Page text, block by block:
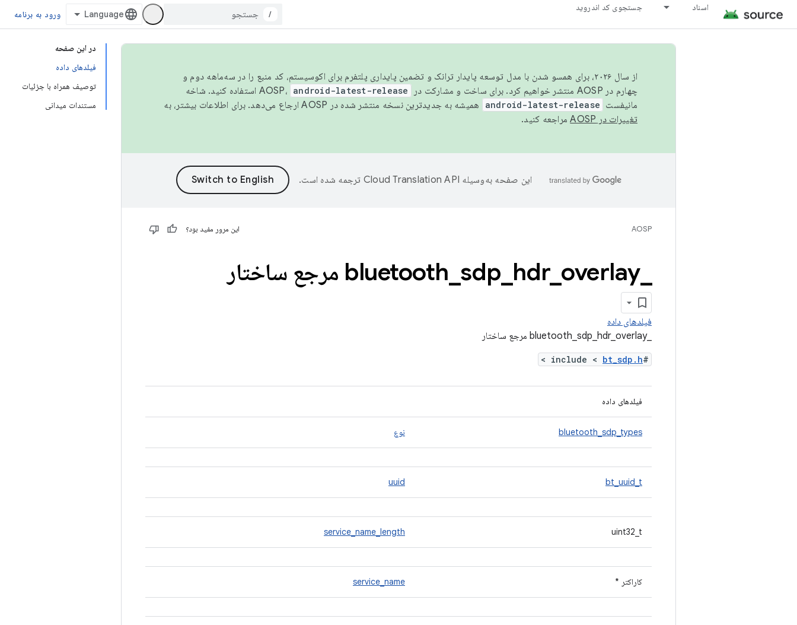
اسناد جستجوی کد اندروید
/ ورود به برنامه
در این صفحه
فیلدهای داده
توصیف همراه با جزئیات
مستندات میدانی
از سال ۲۰۲۶، برای همسو شدن با مدل توسعه پایدار ترانک و تضمین پایداری پلتفرم برای اکوسیستم، کد منبع را در سه‌ماهه دوم و
چهارم در AOSP منتشر خواهیم کرد. برای ساخت و مشارکت در AOSP،
android-latest-release
استفاده کنید. شاخه
مانیفست android-latest-release
همیشه به جدیدترین نسخه منتشر شده در AOSP ارجاع می‌دهد. برای اطلاعات بیشتر، به
تغییرات در AOSP
مراجعه کنید.
این صفحه به‌وسیله ترجمه شده است.
AOSP این مرور مفید بود؟
_
bluetooth sdp hdr_ overlay مرجع ساختار
فیلدهای داده
_bluetooth_sdp_hdr_overlay مرجع ساختار
#include <
bt_sdp.h
>
فیلدهای داده
bluetooth_sdp_types نوع
bt_uuid_t
uuid
uint32_t
service_name_length
کاراکتر * service_name